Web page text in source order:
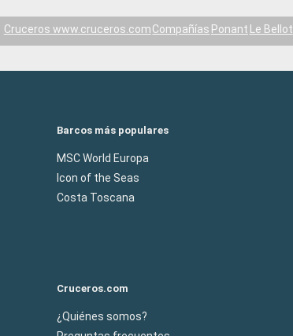
Cruceros www.cruceros.comCompañías Ponant Le Bellot
Barcos más populares
MSC World Europa
Icon of the Seas
Costa Toscana
Cruceros.com
¿Quiénes somos?